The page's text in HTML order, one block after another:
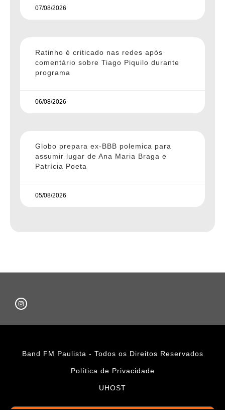
07/08/2026
Ratinho é criticado nas redes após
comentário sobre Tiago Piquilo durante
programa
06/08/2026
Globo prepara ex-BBB polemica para
assumir lugar de Ana Maria Braga e
Patrícia Poeta
05/08/2026
Band FM Paulista - Todos os Direitos Reservados
Política de Privacidade
UHOST